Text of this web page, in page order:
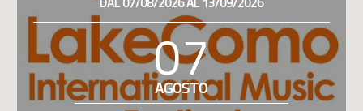
07
AGOSTO